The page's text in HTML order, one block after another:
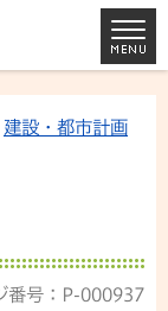
建設・都市計画
番号：P-000937